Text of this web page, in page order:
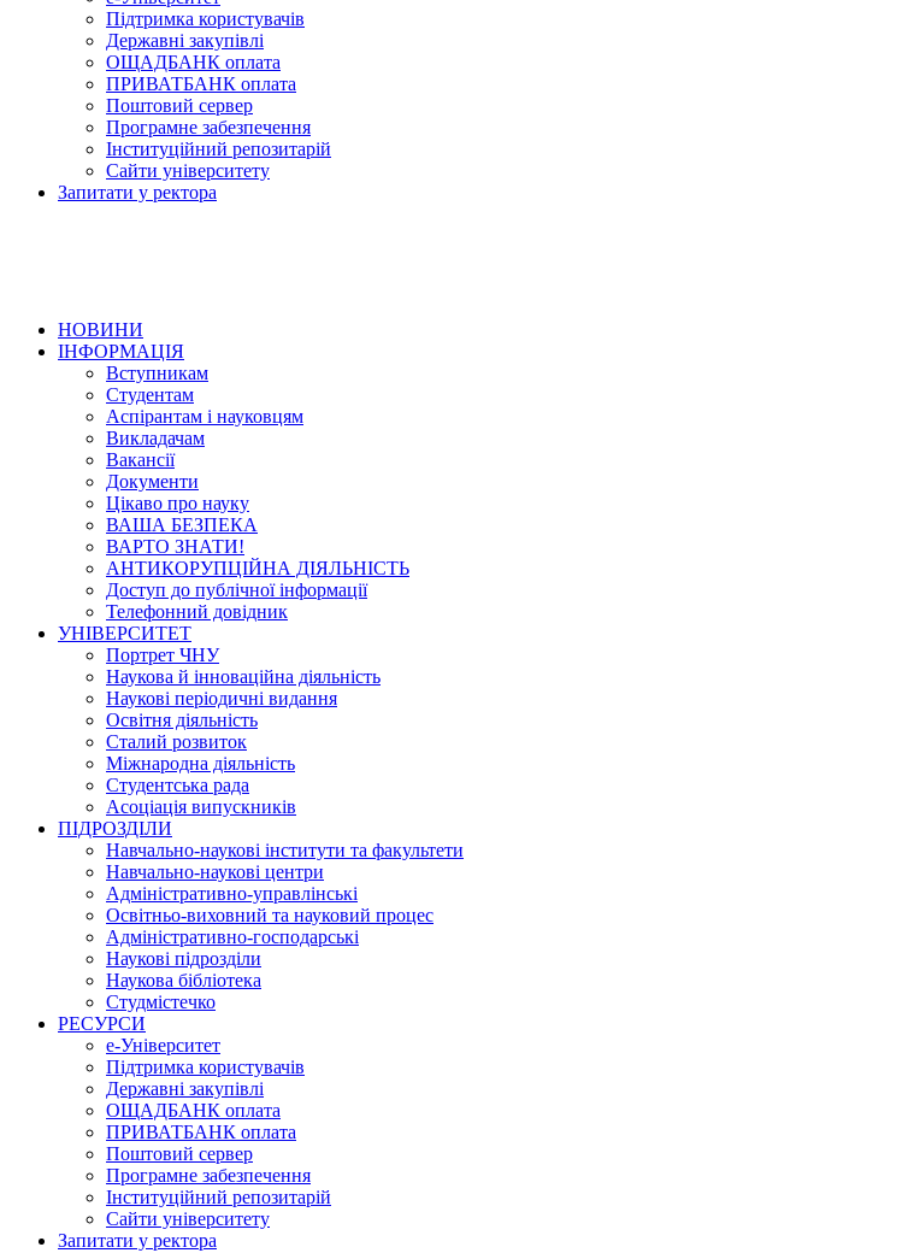
Підтримка користувачів
Державні закупівлі
ОЩАДБАНК оплата
ПРИВАТБАНК оплата
Поштовий сервер
Програмне забезпечення
Інституційний репозитарій
Сайти університету
Запитати у ректора
НОВИНИ
ІНФОРМАЦІЯ
Вступникам
Студентам
Аспірантам і науковцям
Викладачам
Вакансії
Документи
Цікаво про науку
ВАША БЕЗПЕКА
ВАРТО ЗНАТИ!
АНТИКОРУПЦІЙНА ДІЯЛЬНІСТЬ
Доступ до публічної інформації
Телефонний довідник
УНІВЕРСИТЕТ
Портрет ЧНУ
Наукова й інноваційна діяльність
Наукові періодичні видання
Освітня діяльність
Сталий розвиток
Міжнародна діяльність
Студентська рада
Асоціація випускників
ПІДРОЗДІЛИ
Навчально-наукові інститути та факультети
Навчально-наукові центри
Адміністративно-управлінські
Освітньо-виховний та науковий процес
Адміністративно-господарські
Наукові підрозділи
Наукова бібліотека
Студмістечко
РЕСУРСИ
е-Університет
Підтримка користувачів
Державні закупівлі
ОЩАДБАНК оплата
ПРИВАТБАНК оплата
Поштовий сервер
Програмне забезпечення
Інституційний репозитарій
Сайти університету
Запитати у ректора